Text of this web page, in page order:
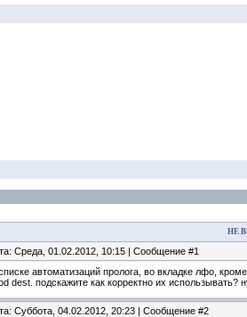
НЕ
Среда, 01.02.2012, 10:15 | Сообщение #1
автоматизаций пролога, во вкладке лфо,
dest. подскажите как корректно их
Суббота, 04.02.2012, 20:23 | Сообщение #2